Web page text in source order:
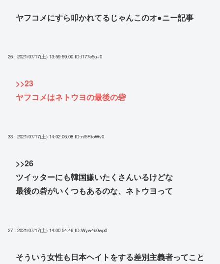
ヤフコメにすら叩かれてるじゃんこのオ●ニー記事
26 : 2021/07/17(土) 13:59:59.00 ID:l177e5u+0
>>23
ヤフコメはネトウヨの最後の砦
33 : 2021/07/17(土) 14:02:06.08 ID:nf5RtoWv0
>>26
ツイッターにも韓国嫌いたくさんいるけどな
最後の砦がいくつもあるのな、ネトウヨって
27 : 2021/07/17(土) 14:00:54.46 ID:Wyw4b0wp0
そういう女性も日本ヘイトをする差別主義者ってこと